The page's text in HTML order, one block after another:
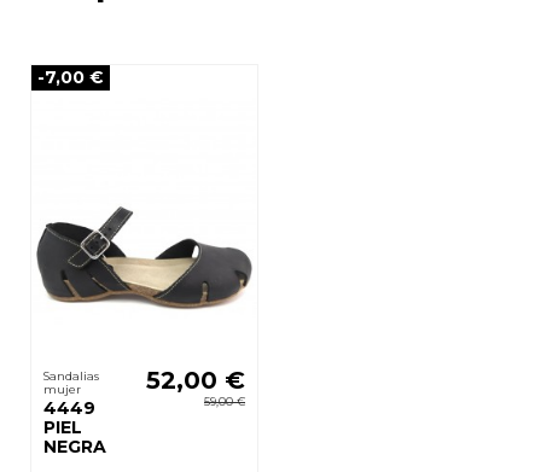
-7,00 €
Sandalias
mujer
4449
PIEL
NEGRA
52,00 €
59,00 €